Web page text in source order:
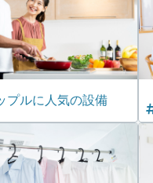
プルに人気の設備